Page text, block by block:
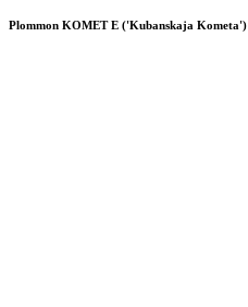
Plommon KOMET E ('Kubanskaja Kometa')